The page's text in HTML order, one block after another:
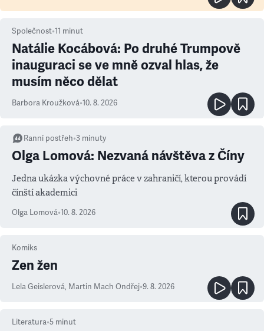
Společnost•11 minut
Natálie Kocábová: Po druhé Trumpově
inauguraci se ve mně ozval hlas, že
musím něco dělat
Barbora Kroužková•10. 8. 2026
Ranní postřeh•3 minuty
Olga Lomová: Nezvaná návštěva z Číny
Jedna ukázka výchovné práce v zahraničí, kterou provádí
čínští akademici
Olga Lomová•10. 8. 2026
Komiks
Zen žen
Lela Geislerová, Martin Mach Ondřej•9. 8. 2026
Literatura•5 minut